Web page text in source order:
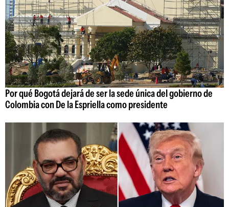
Por qué Bogotá dejará de ser la sede única del gobierno de
Colombia con De la Espriella como presidente